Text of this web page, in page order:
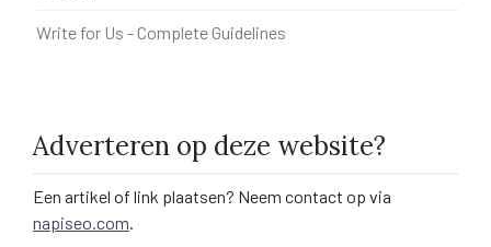
Write for Us - Complete Guidelines
Adverteren op deze website?
Een artikel of link plaatsen? Neem contact op via
napiseo.com.